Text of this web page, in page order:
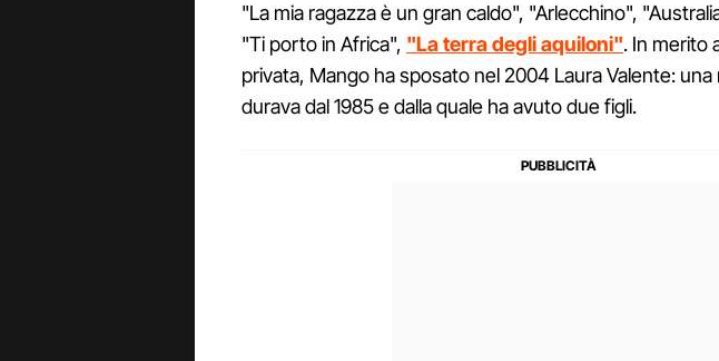
"La mia ragazza è un gran caldo", "Arlecchino",
"Ti porto in Africa", "La terra degli aquiloni". In merito
privata, Mango ha sposato nel 2004 Laura Valente:
durava dal 1985 e dalla quale ha avuto due figli.